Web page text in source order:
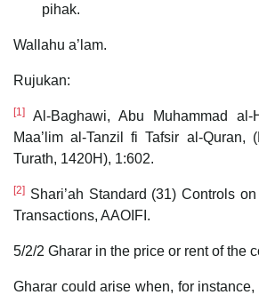
pihak.
Wallahu a’lam.
Rujukan:
[1]
Al-Baghawi, Abu Muhammad al-
Maa’lim al-Tanzil fi Tafsir al-Quran,
Turath, 1420H), 1:602.
[2] Shari’ah Standard (31) Controls
Transactions, AAOIFI.
5/2/2 Gharar in the price or rent of the
Gharar could arise when, for